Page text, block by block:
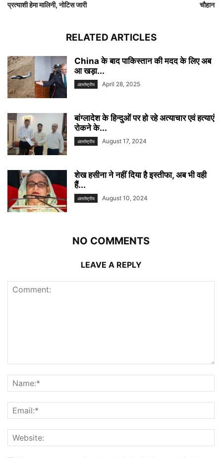
प्रत्याशी हेमा मालिनी, नोटिस जारी चौहान
RELATED ARTICLES
China के बाद पाकिस्तान की मदद के लिए अब
आ खड़ा...
अंतर्राष्ट्रीय April 28, 2025
बांग्लादेश के हिन्दुओं पर हो रहे अत्याचार एवं हत्याएं
रोकने के...
अंतर्राष्ट्रीय August 17, 2024
शेख हसीना ने नहीं दिया है इस्तीफा, अब भी वही
हैं...
अंतर्राष्ट्रीय August 10, 2024
NO COMMENTS
LEAVE A REPLY